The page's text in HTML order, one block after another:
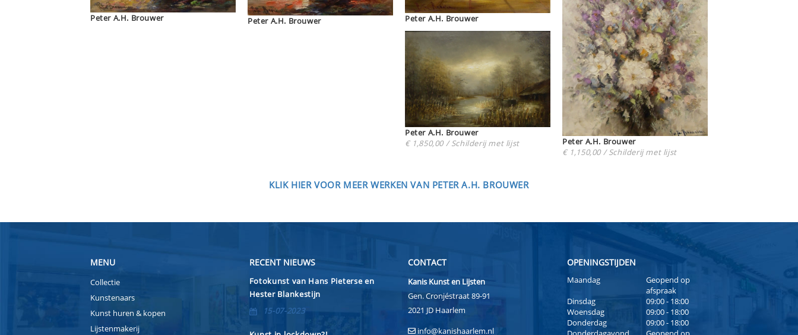
Peter A.H. Brouwer Peter A.H. Brouwer Peter A.H. Brouwer
Peter A.H. Brouwer
€ 1,850,00 / Schilderij met lijst
Peter A.H. Brouwer
€ 1,150,00 / Schilderij met lijst
KLIK HIER VOOR MEER WERKEN VAN PETER A.H. BROUWER
MENU
Collectie
Kunstenaars
Kunst huren & kopen
Lijstenmakerij
RECENT NIEUWS
Fotokunst van Hans Pieterse en
Hester Blankestijn
15-07-2023
CONTACT
Kanis Kunst en Lijsten
Gen. Cronjéstraat 89-91
2021 JD Haarlem
info@kanishaarlem.nl
OPENINGSTIJDEN
Maandag
Geopend op
afspraak
Dinsdag
09:00 - 18:00
Woensdag
09:00 - 18:00
Donderdag
09:00 - 18:00